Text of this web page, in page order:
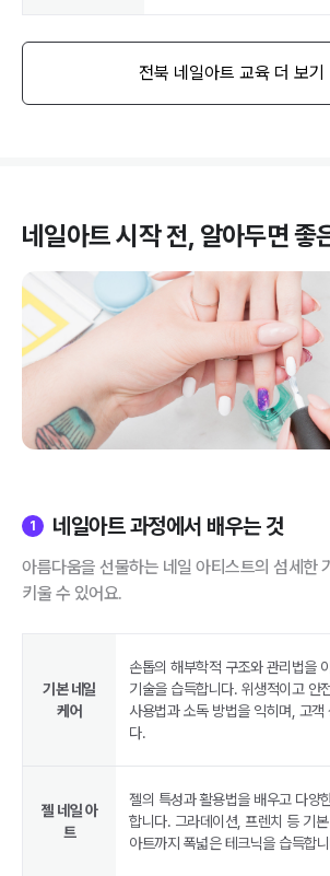
전북 네일아트 교육 더 보기
네일아트시작 전, 알아두면 좋
1 네일아트 과정에서 배우는 것
아름다움을 선물하는 네일 아티스트의 섬세한
키울 수 있어요.
기본 네일
케어
손톱의 해부학적 구조와 관리법을
기술을 습득합니다. 위생적이고 안
사용법과 소독 방법을 익히며, 고객
다.
젤 네일 아
트
젤의 특성과 활용법을 배우고 다양
합니다. 그라데이션, 프렌치 등 기
아트까지 폭넓은 테크닉을 습득합